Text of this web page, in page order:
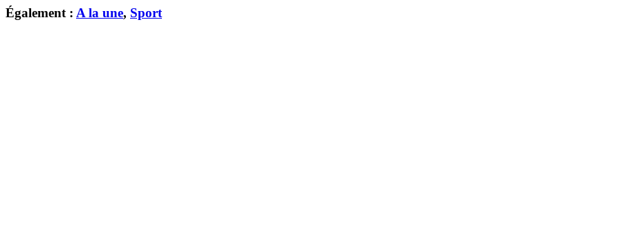
Également : A la une, Sport